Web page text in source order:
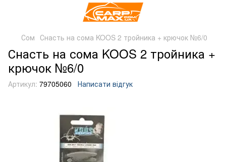
Сом Снасть на сома KOOS 2 тройника + крючок №6/0
Снасть на сома KOOS 2 тройника +
крючок №6/0
Артикул: 79705060 Написати відгук